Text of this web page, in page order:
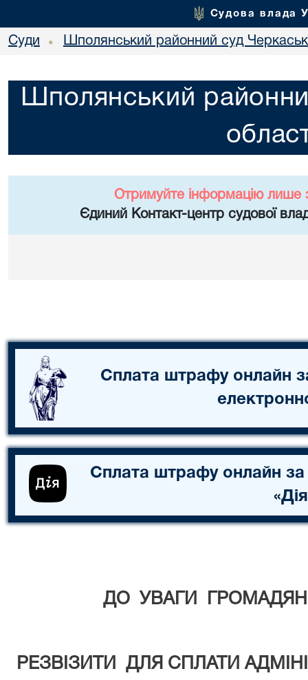
Судова влада
Суди • Шполянський районний суд
Шполянський
Отримуйте інформацію лише
Єдиний Контакт-центр судової
Сплата штрафу онлайн
Сплата штрафу онлайн
ДО УВАГИ
РЕЗВ ЗИТИ
ДЛЯ СПЛАТИ